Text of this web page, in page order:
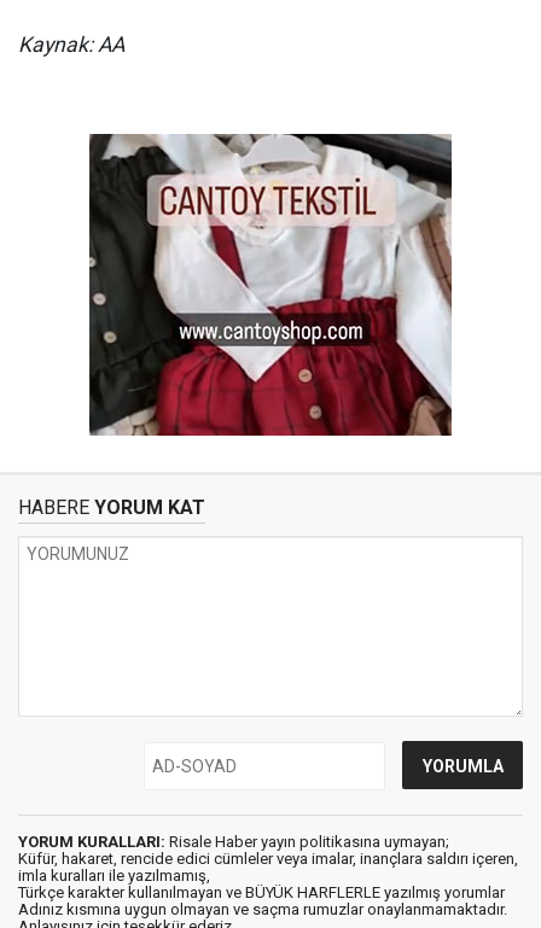
Kaynak: AA
HABERE YORUM KAT
YORUM KURALLARI: Risale Haber yayın politikasına uymayan;
Küfür, hakaret, rencide edici cümleler veya imalar, inançlara saldırı içeren,
imla kuralları ile yazılmamış,
Türkçe karakter kullanılmayan ve BÜYÜK HARFLERLE yazılmış yorumlar
Adınız kısmına uygun olmayan ve saçma rumuzlar onaylanmamaktadır.